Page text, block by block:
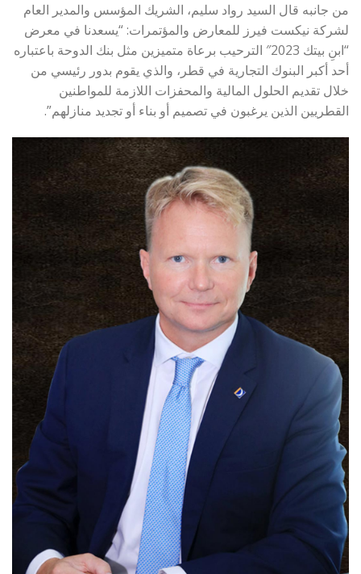
من جانبه قال السيد رواد سليم، الشريك المؤسس والمدير العام
لشركة نيكست فيرز للمعارض والمؤتمرات: “يسعدنا في معرض
“ابنِ بيتك 2023″ الترحيب برعاة متميزين مثل بنك الدوحة باعتباره
أحد أكبر البنوك التجارية في قطر، والذي يقوم بدور رئيسي من
خلال تقديم الحلول المالية والمحفزات اللازمة للمواطنين
القطريين الذين يرغبون في تصميم أو بناء أو تجديد منازلهم”.